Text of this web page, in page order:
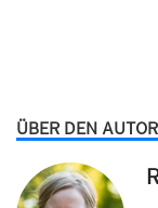
ÜBER DEN AUTOR